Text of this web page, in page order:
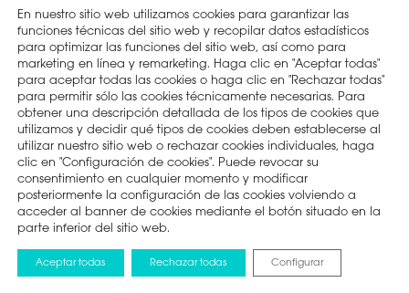
En nuestro sitio web utilizamos cookies para garantizar las
funciones técnicas del sitio web y recopilar datos estadísticos
para optimizar las funciones del sitio web, así como para
marketing en línea y remarketing. Haga clic en "Aceptar todas"
para aceptar todas las cookies o haga clic en "Rechazar todas"
para permitir sólo las cookies técnicamente necesarias. Para
obtener una descripción detallada de los tipos de cookies que
utilizamos y decidir qué tipos de cookies deben establecerse al
utilizar nuestro sitio web o rechazar cookies individuales, haga
clic en "Configuración de cookies". Puede revocar su
consentimiento en cualquier momento y modificar
posteriormente la configuración de las cookies volviendo a
acceder al banner de cookies mediante el botón situado en la
parte inferior del sitio web.
Aceptar todas Rechazar todas Configurar